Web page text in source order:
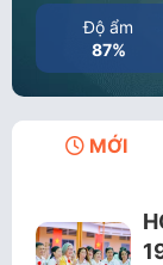
Độ ẩm
87%
MỚI